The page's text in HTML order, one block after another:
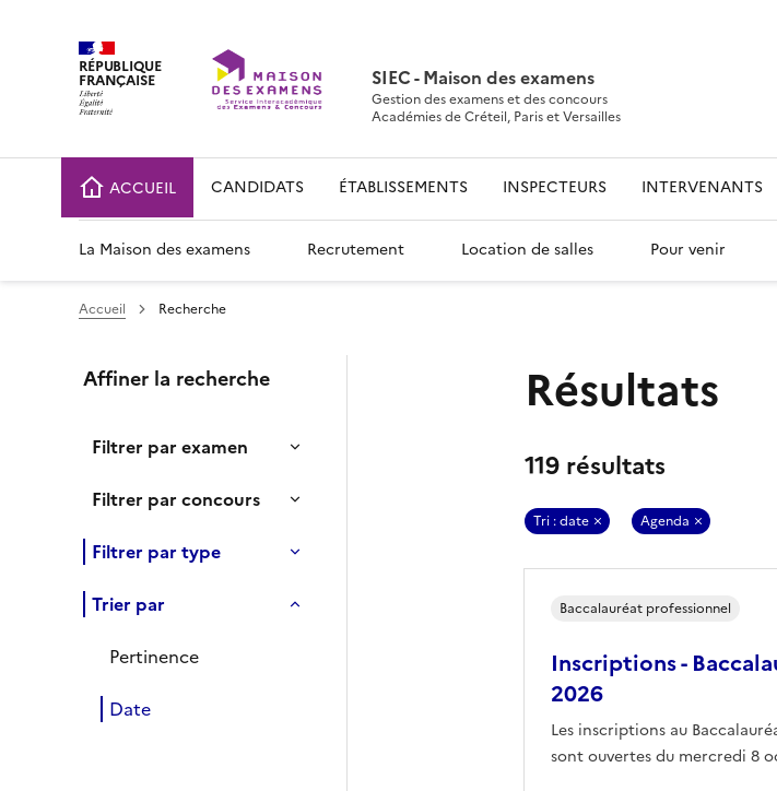
RÉPUBLIQUE
FRANÇAISE SIEC - Maison des examens
Gestion des examens et des concours
Académies de Créteil, Paris et Versailles
ACCUEIL CANDIDATS ÉTABLISSEMENTS INSPECTEURS INTERVENANTS
La Maison des examens Recrutement Location de salles Pour venir
Accueil Recherche
Affiner la recherche
Filtrer par examen
Filtrer par concours
Filtrer par type
Trier par
Pertinence
Date
Résultats
119 résultats
Tri : date Agenda
Inscriptions -
2026
Les inscriptions au
sont ouvertes du mercredi 8
Baccalauréat professionnel